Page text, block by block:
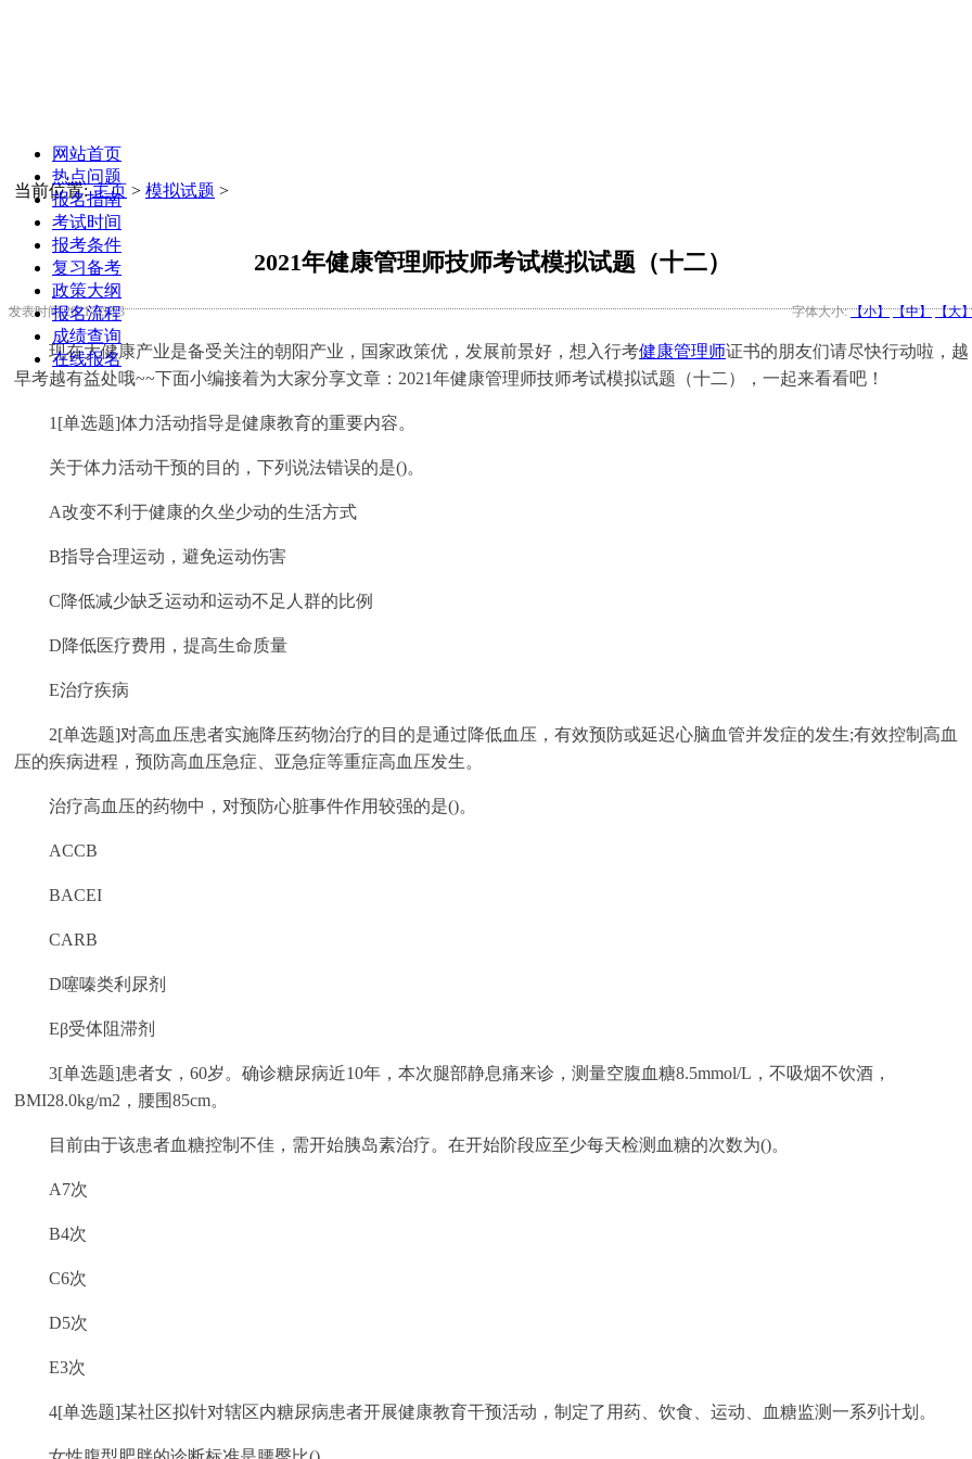
网站首页
热点问题
报名指南
考试时间
报考条件
复习备考
政策大纲
报名流程
成绩查询
在线报名
当前位置:主页 > 模拟试题 >
2021年健康管理师技师考试模拟试题（十二）
发表时间:2021-03-23 字体大小:【小】 【中】 【大
现在大健康产业是备受关注的朝阳产业，国家政策优，发展前景好，想入行考健康管理师证书的朋友们请尽快行动啦，越
早考越有益处哦~~下面小编接着为大家分享文章：2021年健康管理师技师考试模拟试题（十二），一起来看看吧！
1[单选题]体力活动指导是健康教育的重要内容。
关于体力活动干预的目的，下列说法错误的是()。
A改变不利于健康的久坐少动的生活方式
B指导合理运动，避免运动伤害
C降低减少缺乏运动和运动不足人群的比例
D降低医疗费用，提高生命质量
E治疗疾病
2[单选题]对高血压患者实施降压药物治疗的目的是通过降低血压，有效预防或延迟心脑血管并发症的发生;有效控制高血
压的疾病进程，预防高血压急症、亚急症等重症高血压发生。
治疗高血压的药物中，对预防心脏事件作用较强的是()。
ACCB
BACEI
CARB
D噻嗪类利尿剂
Eβ受体阻滞剂
3[单选题]患者女，60岁。确诊糖尿病近10年，本次腿部静息痛来诊，测量空腹血糖8.5mmol/L，不吸烟不饮酒，
BMI28.0kg/m2，腰围85cm。
目前由于该患者血糖控制不佳，需开始胰岛素治疗。在开始阶段应至少每天检测血糖的次数为()。
A7次
B4次
C6次
D5次
E3次
4[单选题]某社区拟针对辖区内糖尿病患者开展健康教育干预活动，制定了用药、饮食、运动、血糖监测一系列计划。